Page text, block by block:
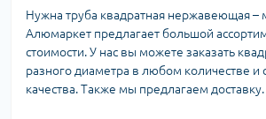
Нужна труба квадратная нержавеющая –
Алюмаркет предлагает большой
стоимости. У нас вы можете заказать
разного диаметра в любом количестве и
качества. Также мы предлагаем доставку.